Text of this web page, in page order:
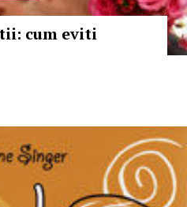
cum eviti